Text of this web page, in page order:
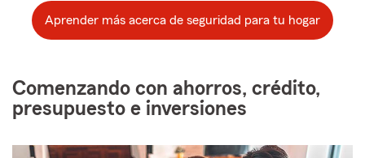
Aprender más acerca de seguridad para tu hogar
Comenzando con ahorros, crédito,
presupuesto e inversiones